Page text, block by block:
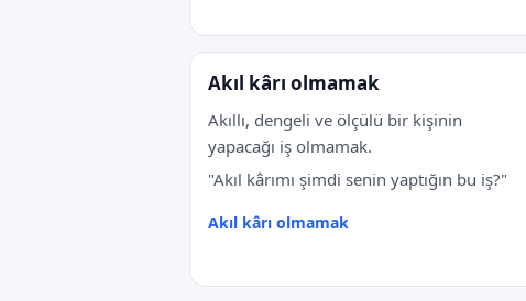
Akıl kârı olmamak
Akıllı, dengeli ve ölçülü bir kişinin
yapacağı iş olmamak.
"Akıl kârımı şimdi senin yaptığın bu iş?"
Akıl kârı olmamak